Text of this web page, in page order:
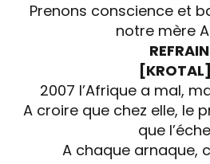
Prenons conscience et
notre mère
REFRAIN
2007 l’Afrique a mal,
A croire que chez elle, le
que
A chaque arnaque,